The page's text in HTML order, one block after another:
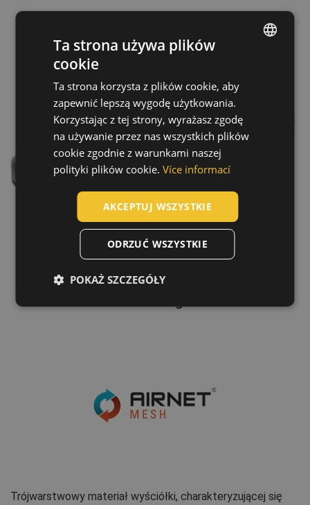
Trójwarstwowy materiał wyściółki, charakteryzującej się
CZECH
HUNGARIAN
SLOVAK
DUTCH
LATVIAN
Ta strona używa plików
cookie
Ta strona korzysta z plików cookie, aby
zapewnić lepszą wygodę użytkowania.
Korzystając z tej strony, wyrażasz zgodę
na używanie przez nas wszystkich plików
cookie zgodnie z warunkami naszej
polityki plików cookie. Více informací
AKCEPTUJ WSZYSTKIE
ODRZUĆ WSZYSTKIE
POKAŻ SZCZEGÓŁY